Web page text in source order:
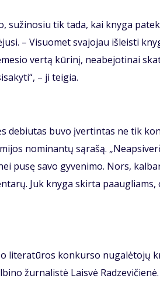
sužinosiu tik tada, kai knyga
– Visuomet svajojau išleisti
vertą kūrinį, neabejotinai
– ji teigia.
debiutas buvo įvertintas ne tik
nominantų sąrašą.
pusę savo gyvenimo. Nors,
Juk knyga skirta
literatūros konkurso nugalėtojų
žurnalistė Laisvė Radzevičienė.